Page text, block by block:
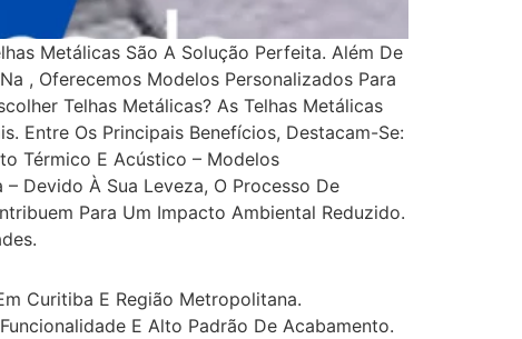
Metálicas São A Solução Perfeita. Além De
, Oferecemos Modelos Personalizados Para
Telhas Metálicas? As Telhas Metálicas
Entre Os Principais Benefícios, Destacam-Se:
Térmico E Acústico – Modelos
Devido À Sua Leveza, O Processo De
Para Um Impacto Ambiental Reduzido.
Curitiba E Região Metropolitana.
E Alto Padrão De Acabamento.